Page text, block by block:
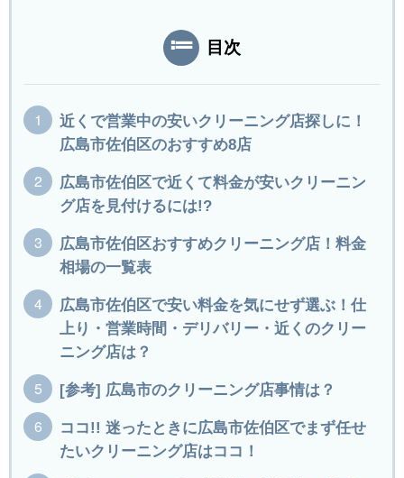
目次
近くで営業中の安いクリーニング店探しに！
広島市佐伯区のおすすめ8店
広島市佐伯区で近くて料金が安いクリーニン
グ店を見付けるには!?
広島市佐伯区おすすめクリーニング店！料金
相場の一覧表
広島市佐伯区で安い料金を気にせず選ぶ！仕
上り・営業時間・デリバリー・近くのクリー
ニング店は？
[参考] 広島市のクリーニング店事情は？
ココ!! 迷ったときに広島市佐伯区でまず任せ
たいクリーニング店はココ！